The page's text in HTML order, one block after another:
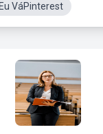
VáPinterest